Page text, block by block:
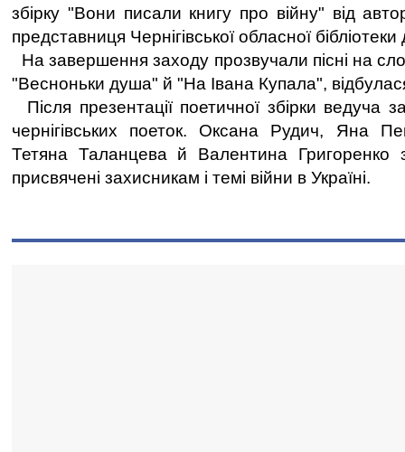
збірку "Вони писали книгу про війну" від
представниця Чернігівської обласної
На завершення заходу прозвучали пісні на
"Весноньки душа" й "На Івана Купала",
Після презентації поетичної збірки ведуча
чернігівських поеток. Оксана Рудич, Яна
Тетяна Таланцева й Валентина Григоренко
присвячені захисникам і темі війни в Україні.